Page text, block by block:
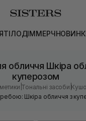
ТІЛОДІММЕРЧ
обличчя Шкіра
куперозом
|Тональні засоби |
Шкіра обличчя з